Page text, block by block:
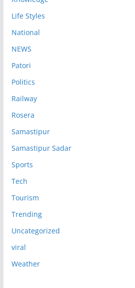
Life Styles
National
NEWS
Patori
Politics
Railway
Rosera
Samastipur
Samastipur Sadar
Sports
Tech
Tourism
Trending
Uncategorized
viral
Weather